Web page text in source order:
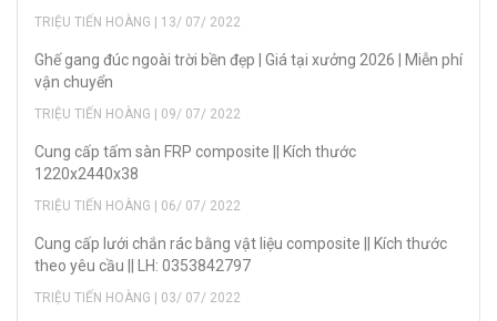
TRIỆU TIẾN HOÀNG | 13/ 07/ 2022
Ghế gang đúc ngoài trời bền đẹp | Giá tại xưởng 2026 | Miễn phí
vận chuyển
TRIỆU TIẾN HOÀNG | 09/ 07/ 2022
Cung cấp tấm sàn FRP composite || Kích thước
1220x2440x38
TRIỆU TIẾN HOÀNG | 06/ 07/ 2022
Cung cấp lưới chắn rác bằng vật liệu composite || Kích thước
theo yêu cầu || LH: 0353842797
TRIỆU TIẾN HOÀNG | 03/ 07/ 2022